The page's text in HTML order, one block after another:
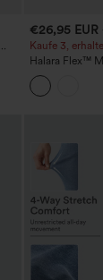
€26,95 EUR
Kaufe 3,
Halara Flex™
Lässige Weite